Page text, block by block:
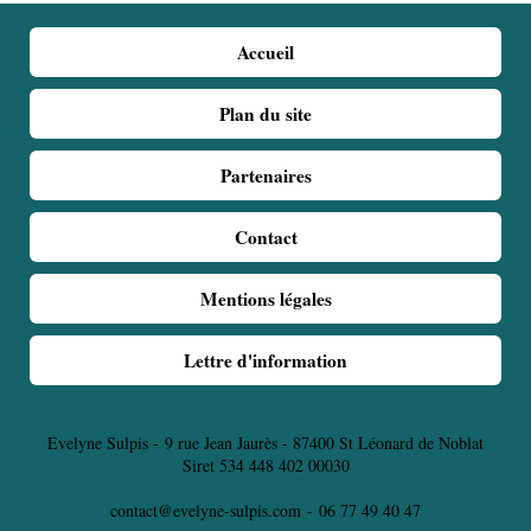
Accueil
Plan du site
Partenaires
Contact
Mentions légales
Lettre d'information
Evelyne Sulpis - 9 rue Jean Jaurès - 87400 St Léonard de Noblat
Siret 534 448 402 00030
contact@evelyne-sulpis.com - 06 77 49 40 47